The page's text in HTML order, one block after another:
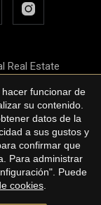
Real Estate
funcionar de
su contenido.
datos de la
a sus gustos y
confirmar que
Para administrar
Puede
cookies